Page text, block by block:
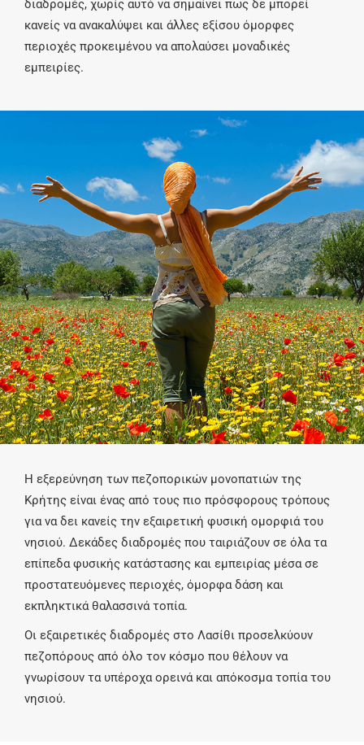
διαδρομές, χωρίς αυτό να σημαίνει πως δε μπορεί
κανείς να ανακαλύψει και άλλες εξίσου όμορφες
περιοχές προκειμένου να απολαύσει μοναδικές
εμπειρίες.
Η εξερεύνηση των πεζοπορικών μονοπατιών της
Κρήτης είναι ένας από τους πιο πρόσφορους τρόπους
για να δει κανείς την εξαιρετική φυσική ομορφιά του
νησιού. Δεκάδες διαδρομές που ταιριάζουν σε όλα τα
επίπεδα φυσικής κατάστασης και εμπειρίας μέσα σε
προστατευόμενες περιοχές, όμορφα δάση και
εκπληκτικά θαλασσινά τοπία.
Οι εξαιρετικές διαδρομές στο Λασίθι προσελκύουν
πεζοπόρους από όλο τον κόσμο που θέλουν να
γνωρίσουν τα υπέροχα ορεινά και απόκοσμα τοπία του
νησιού.